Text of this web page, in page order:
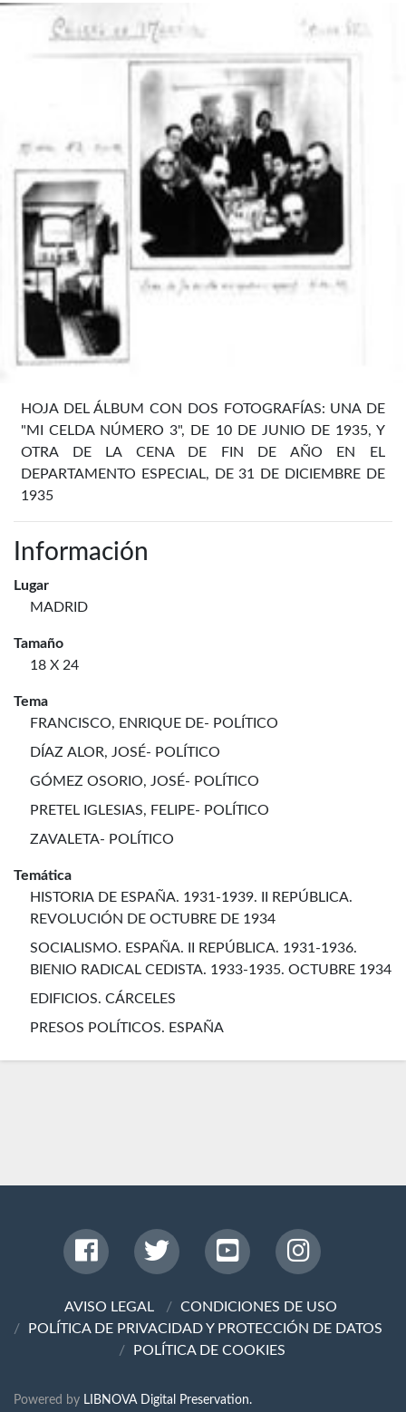
HOJA DEL ÁLBUM CON DOS FOTOGRAFÍAS: UNA DE
"MI CELDA NÚMERO 3", DE 10 DE JUNIO DE 1935, Y
OTRA DE LA CENA DE FIN DE AÑO EN EL
DEPARTAMENTO ESPECIAL, DE 31 DE DICIEMBRE DE
1935
Información
Lugar
MADRID
Tamaño
18 X 24
Tema
FRANCISCO, ENRIQUE DE- POLÍTICO
DÍAZ ALOR, JOSÉ- POLÍTICO
GÓMEZ OSORIO, JOSÉ- POLÍTICO
PRETEL IGLESIAS, FELIPE- POLÍTICO
ZAVALETA- POLÍTICO
Temática
HISTORIA DE ESPAÑA. 1931-1939. II REPÚBLICA.
REVOLUCIÓN DE OCTUBRE DE 1934
SOCIALISMO. ESPAÑA. II REPÚBLICA. 1931-1936.
BIENIO RADICAL CEDISTA. 1933-1935. OCTUBRE 1934
EDIFICIOS. CÁRCELES
PRESOS POLÍTICOS. ESPAÑA
AVISO LEGAL
CONDICIONES DE USO
POLÍTICA DE PRIVACIDAD Y PROTECCIÓN DE DATOS
POLÍTICA DE COOKIES
Powered by LIBNOVA Digital Preservation.